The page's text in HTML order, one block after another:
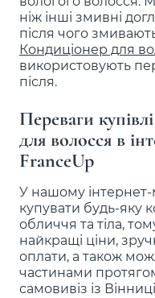
ніж інші змивні
після чого
Кондиціонер для
використовують
після.
Переваги
для волосся в
FranceUp
У нашому інтернет-
купувати будь-яку
обличчя та тіла,
найкращі ціни,
оплати, а також
частинами
самовивіз із